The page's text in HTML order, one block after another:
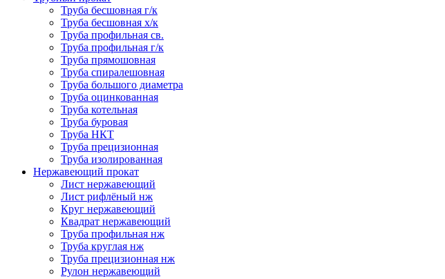
Труба бесшовная г/к
Труба бесшовная х/к
Труба профильная св.
Труба профильная г/к
Труба прямошовная
Труба спиралешовная
Труба большого диаметра
Труба оцинкованная
Труба котельная
Труба буровая
Труба НКТ
Труба прецизионная
Труба изолированная
Нержавеющий прокат
Лист нержавеющий
Лист рифлёный нж
Круг нержавеющий
Квадрат нержавеющий
Труба профильная нж
Труба круглая нж
Труба прецизионная нж
Рулон нержавеющий